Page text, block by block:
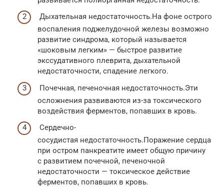
Дыхательная недостаточность.На фоне острого
воспаления поджелудочной железы возможно
развитие синдрома, который называется
«шоковым легким» — быстрое развитие
экссудативного плеврита, дыхательной
недостаточности, спадение легкого.
Почечная, печеночная недостаточность.Эти
осложнения развиваются из-за токсического
воздействия ферментов, попавших в кровь.
Сердечно-
сосудистая недостаточность.Поражение сердца
при остром панкреатите имеет общую причину
с развитием почечной, печеночной
недостаточности — токсическое действие
ферментов, попавших в кровь.